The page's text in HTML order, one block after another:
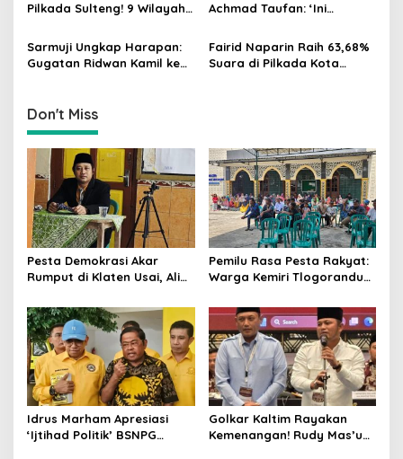
i
o
n
Pilkada Sulteng! 9 Wilayah
Hanya 4
Achmad Taufan: ‘Ini
Saatnya Strategi Bangkit
untuk 2029!
Sarmuji Ungkap Harapan:
Gugatan Ridwan Kamil ke
Fairid Naparin Raih 63,68%
Suara di Pilkada Kota
Don't Miss
Pesta Demokrasi Akar
Rumput di Klaten Usai, Alim
Kursi Ketua RW 04 Kemiri
Pemilu Rasa Pesta Rakyat:
Warga Kemiri Tlogorandu
Demokratis, Rebutan Door
Prize Menarik!
Idrus Marham Apresiasi
‘Ijtihad Politik’ BSNPG
Golkar Kaltim Rayakan
Kemenangan! Rudy Mas’ud-